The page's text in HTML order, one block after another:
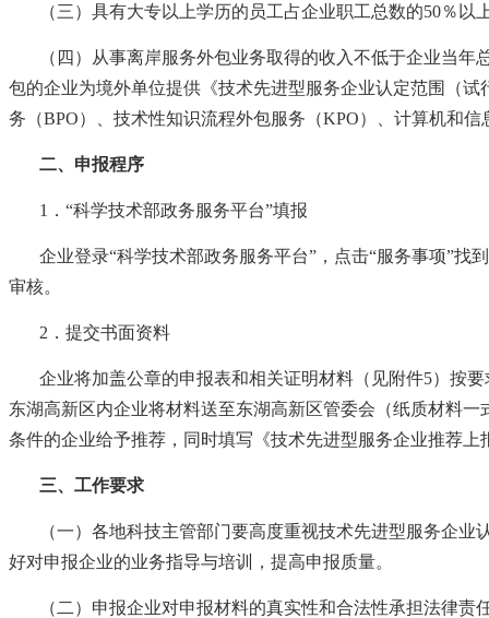
（三）具有大专以上学历的员工占企业职工总数的50％以
（四）从事离岸服务外包业务取得的收入不低于企业当年
包的企业为境外单位提供《技术先进型服务企业认定范围（
务（BPO）、技术性知识流程外包服务（KPO）、计算机和
二、申报程序
1．“科学技术部政务服务平台”填报
企业登录“科学技术部政务服务平台”，点击“服务事项”找
审核。
2．提交书面资料
企业将加盖公章的申报表和相关证明材料（见附件5）按
东湖高新区内企业将材料送至东湖高新区管委会（纸质材料
条件的企业给予推荐，同时填写《技术先进型服务企业推荐
三、工作要求
（一）各地科技主管部门要高度重视技术先进型服务企
好对申报企业的业务指导与培训，提高申报质量。
（二）申报企业对申报材料的真实性和合法性承担法律